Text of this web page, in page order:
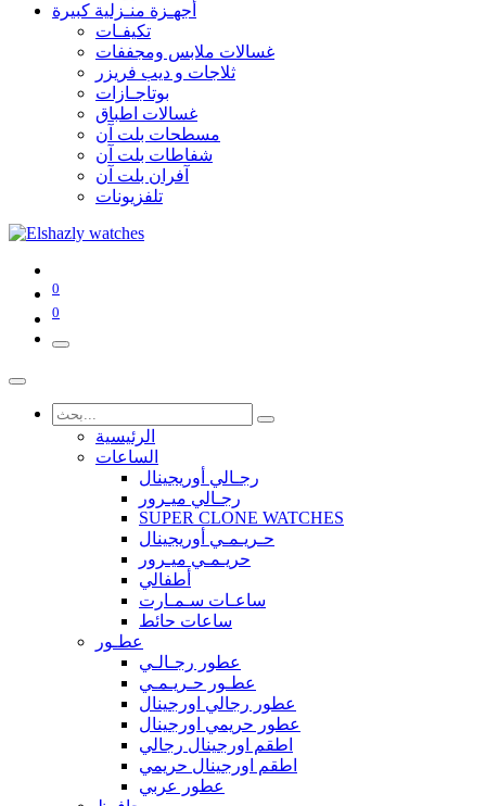
أجهـزة منـزلية كبيرة
تكيفـات
غسالات ملابس ومجففات
ثلاجات و ديب فريزر
بوتاجـازات
غسالات اطباق
مسطحات بلت آن
شفاطات بلت آن
آفران بلت آن
تلفزيونات
0
0
الرئيسية
الساعات
رجـالي أوريجينال
رجـالي ميـرور
SUPER CLONE WATCHES
حـريـمـي أوريجينال
حريـمـي ميـرور
أطفالي
ساعـات سـمـارت
ساعات حائط
عطـور
عطور رجـالـي
عطـور حـريـمـي
عطور رجالي اورجينال
عطور حريمي اورجينال
اطقم اورجينال رجالي
اطقم اورجينال حريمي
عطور عربي